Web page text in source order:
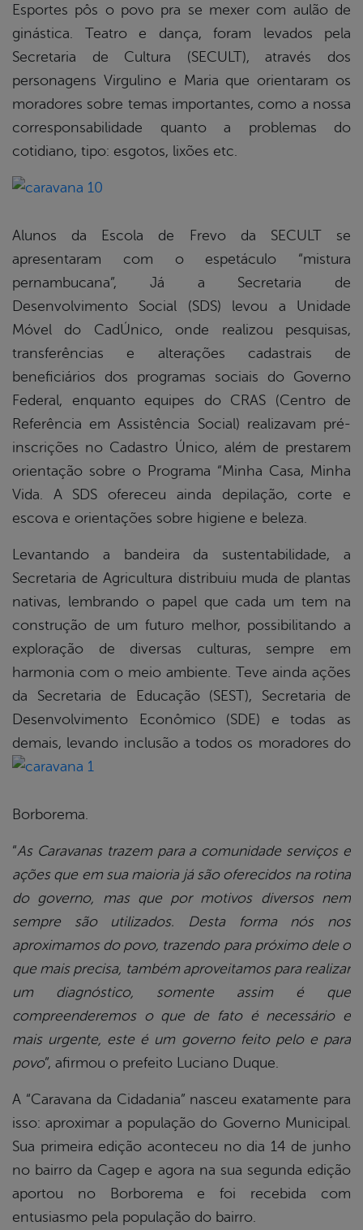
Esportes pôs o povo pra se mexer com aulão de
ginástica. Teatro e dança, foram levados pela
Secretaria de Cultura (SECULT), através dos
personagens Virgulino e Maria que orientaram os
moradores sobre temas importantes, como a nossa
corresponsabilidade quanto a problemas do
cotidiano, tipo: esgotos, lixões etc.
Alunos da Escola de Frevo da SECULT se
apresentaram com o espetáculo “mistura
pernambucana”, Já a Secretaria de
Desenvolvimento Social (SDS) levou a Unidade
Móvel do CadÚnico, onde realizou pesquisas,
transferências e alterações cadastrais de
beneficiários dos programas sociais do Governo
Federal, enquanto equipes do CRAS (Centro de
Referência em Assistência Social) realizavam pré-
inscrições no Cadastro Único, além de prestarem
orientação sobre o Programa “Minha Casa, Minha
Vida. A SDS ofereceu ainda depilação, corte e
escova e orientações sobre higiene e beleza.
Levantando a bandeira da sustentabilidade, a
Secretaria de Agricultura distribuiu muda de plantas
nativas, lembrando o papel que cada um tem na
construção de um futuro melhor, possibilitando a
exploração de diversas culturas, sempre em
harmonia com o meio ambiente. Teve ainda ações
da Secretaria de Educação (SEST), Secretaria de
Desenvolvimento Econômico (SDE) e todas as
demais, levando inclusão a todos os moradores do
Borborema.
“As Caravanas trazem para a comunidade serviços e
ações que em sua maioria já são oferecidos na rotina
do governo, mas que por motivos diversos nem
sempre são utilizados. Desta forma nós nos
aproximamos do povo, trazendo para próximo dele o
que mais precisa, também aproveitamos para realizar
um diagnóstico, somente assim é que
compreenderemos o que de fato é necessário e
mais urgente, este é um governo feito pelo e para
povo”, afirmou o prefeito Luciano Duque.
A “Caravana da Cidadania” nasceu exatamente para
isso: aproximar a população do Governo Municipal.
Sua primeira edição aconteceu no dia 14 de junho
no bairro da Cagep e agora na sua segunda edição
aportou no Borborema e foi recebida com
entusiasmo pela população do bairro.